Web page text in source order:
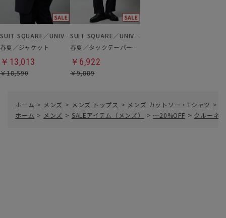
SUIT SQUARE／UNIVERSAL LANGUAGE
春夏／ジャケット
￥13,013
￥18,590
SUIT SQUARE／UNIVERSAL LANGUAGE
春夏／タックテーパードパンツ
￥6,922
￥9,889
ホーム > メンズ > メンズ トップス > メンズ カットソー・Tシャツ >
ホーム > メンズ > SALEアイテム（メンズ） > ～20%OFF > クルーネ